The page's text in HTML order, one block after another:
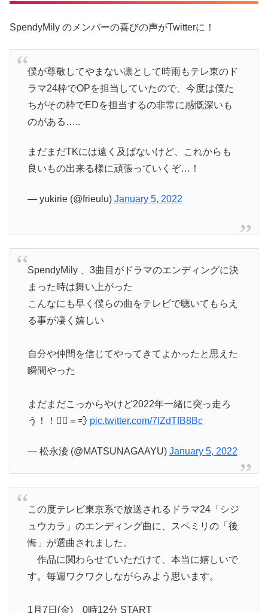
SpendyMily のメンバーの喜びの声がTwitterに！
僕が尊敬してやまない凛として時雨もテレ東のド
ラマ24枠でOPを担当していたので、今度は僕た
ちがその枠でEDを担当するの非常に感慨深いも
のがある…..
まだまだTKには遠く及ばないけど、これからも
良いもの出来る様に頑張っていくぞ…！
— yukirie (@frieulu) January 5, 2022
SpendyMily 、3曲目がドラマのエンディングに決
まった時は舞い上がった
こんなにも早く僕らの曲をテレビで聴いてもらえ
る事が凄く嬉しい
自分や仲間を信じてやってきてよかったと思えた
瞬間やった
まだまだこっからやけど2022年一緒に突っ走ろ
う！！🏃‍♀️＝💨 pic.twitter.com/7lZdTfB8Bc
— 松永瀀 (@MATSUNAGAAYU) January 5, 2022
この度テレビ東京系で放送されるドラマ24「シジ
ュウカラ」のエンディング曲に、スペミリの「後
悔」が選曲されました。
作品に関わらせていただけて、本当に嬉しいで
す。毎週ワクワクしながらみよう思います。
1月7日(金) 0時12分 START